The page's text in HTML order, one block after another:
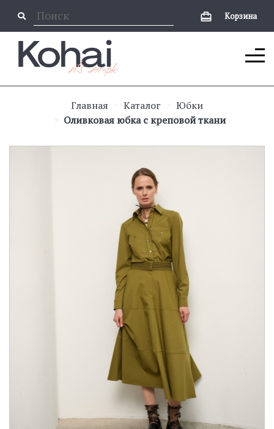
Корзина
Главная Каталог
Юбки
Оливковая юбка с креповой ткани